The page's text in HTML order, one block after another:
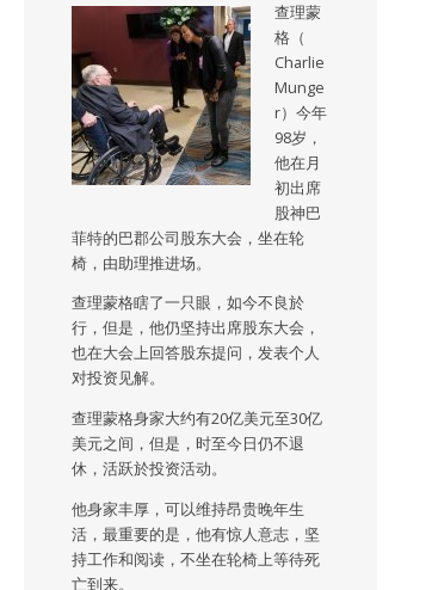
查理蒙
格（
Charlie
Munge
r）今年
98岁，
他在月
初出席
股神巴
菲特的巴郡公司股东大会，坐在轮
椅，由助理推进场。
查理蒙格瞎了一只眼，如今不良於
行，但是，他仍坚持出席股东大会，
也在大会上回答股东提问，发表个人
对投资见解。
查理蒙格身家大约有20亿美元至30亿
美元之间，但是，时至今日仍不退
休，活跃於投资活动。
他身家丰厚，可以维持昂贵晚年生
活，最重要的是，他有惊人意志，坚
持工作和阅读，不坐在轮椅上等待死
亡到来。